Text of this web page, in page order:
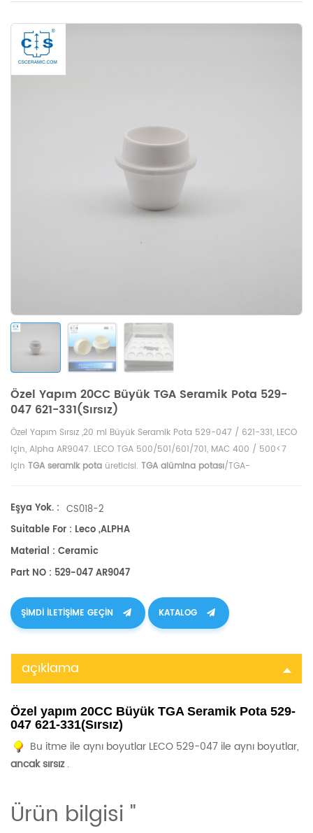
Özel Yapım 20CC Büyük TGA Seramik Pota 529-
047 621-331(Sırsız)
Özel Yapım Sırsız ,20 ml Büyük Seramik Pota 529-047 / 621-331, LECO
için, Alpha AR9047. LECO TGA 500/501/601/701, MAC 400 / 500<7
için TGA seramik pota üreticisi. TGA alümina potası/TGA-
Eşya Yok. : CS018-2
Suitable For : Leco ,ALPHA
Material : Ceramic
Part NO : 529-047 AR9047
ŞIMDI ILETIŞIME GEÇIN KATALOG
açıklama
Özel yapım 20CC Büyük TGA Seramik Pota 529-
047 621-331(Sırsız)
Bu itme ile aynı boyutlar LECO 529-047 ile aynı boyutlar,
ancak sırsız.
Ürün bilgisi "